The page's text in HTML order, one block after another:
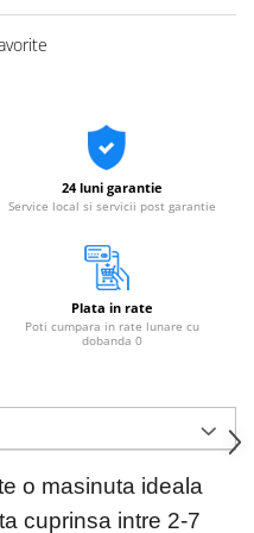
24 luni garantie
Service local si servicii post garantie
Plata in rate
Poti cumpara in rate lunare cu
dobanda 0
o masinuta ideala
cuprinsa intre 2-7